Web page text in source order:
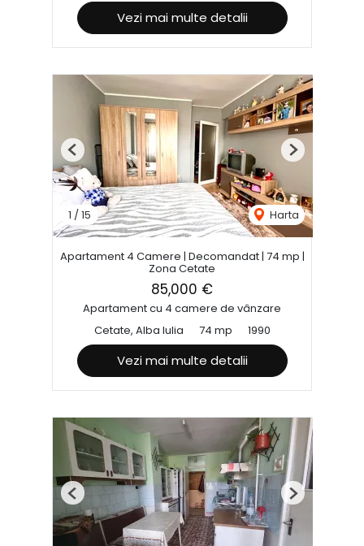
Vezi mai multe detalii
1 /15 Harta
Previous Next
Apartament 4 Camere | Decomandat | 74 mp |
Zona Cetate
85,000 €
Apartament cu 4 camere de vânzare
Cetate, Alba Iulia
74 mp 1990
Vezi mai multe detalii
Previous Next